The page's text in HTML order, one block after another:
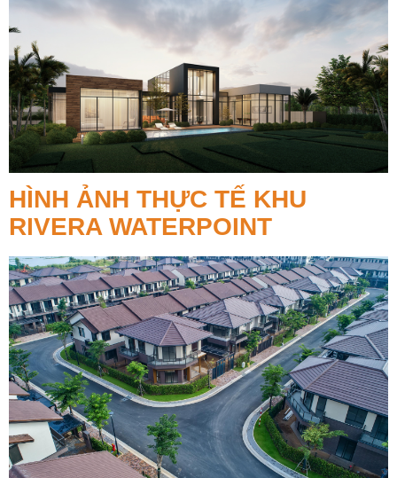
HÌNH ẢNH THỰC TẾ KHU
RIVERA WATERPOINT